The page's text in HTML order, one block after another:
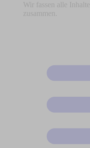
Wir fassen alle
zusammen.